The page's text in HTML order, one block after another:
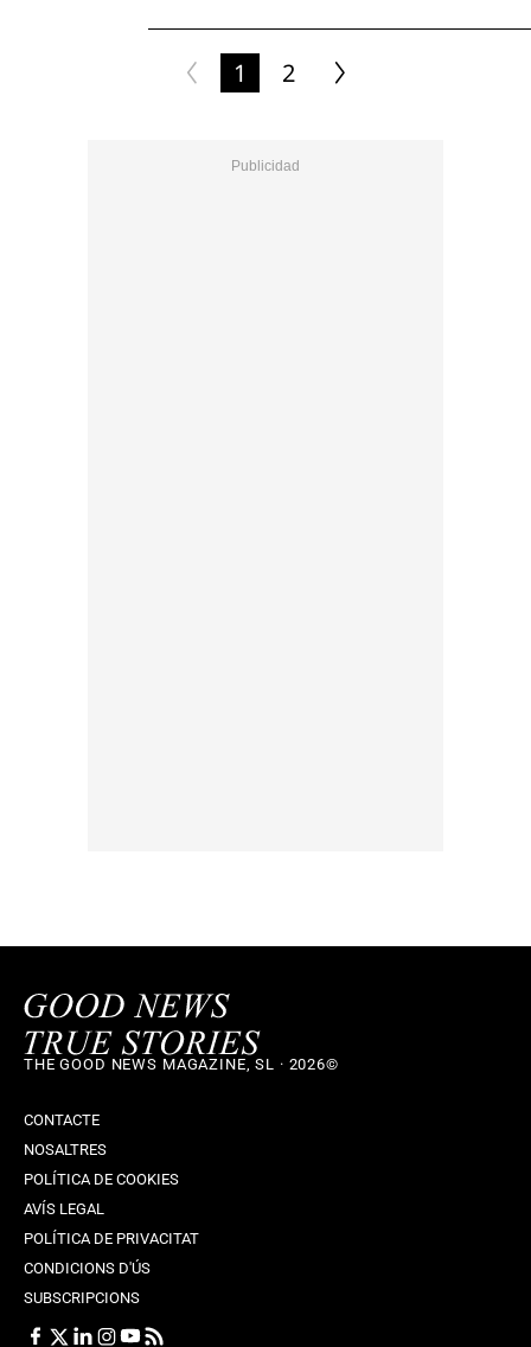
1 2
THE GOOD NEWS MAGAZINE, SL · 2026©
CONTACTE
NOSALTRES
POLÍTICA DE COOKIES
AVÍS LEGAL
POLÍTICA DE PRIVACITAT
CONDICIONS D'ÚS
SUBSCRIPCIONS